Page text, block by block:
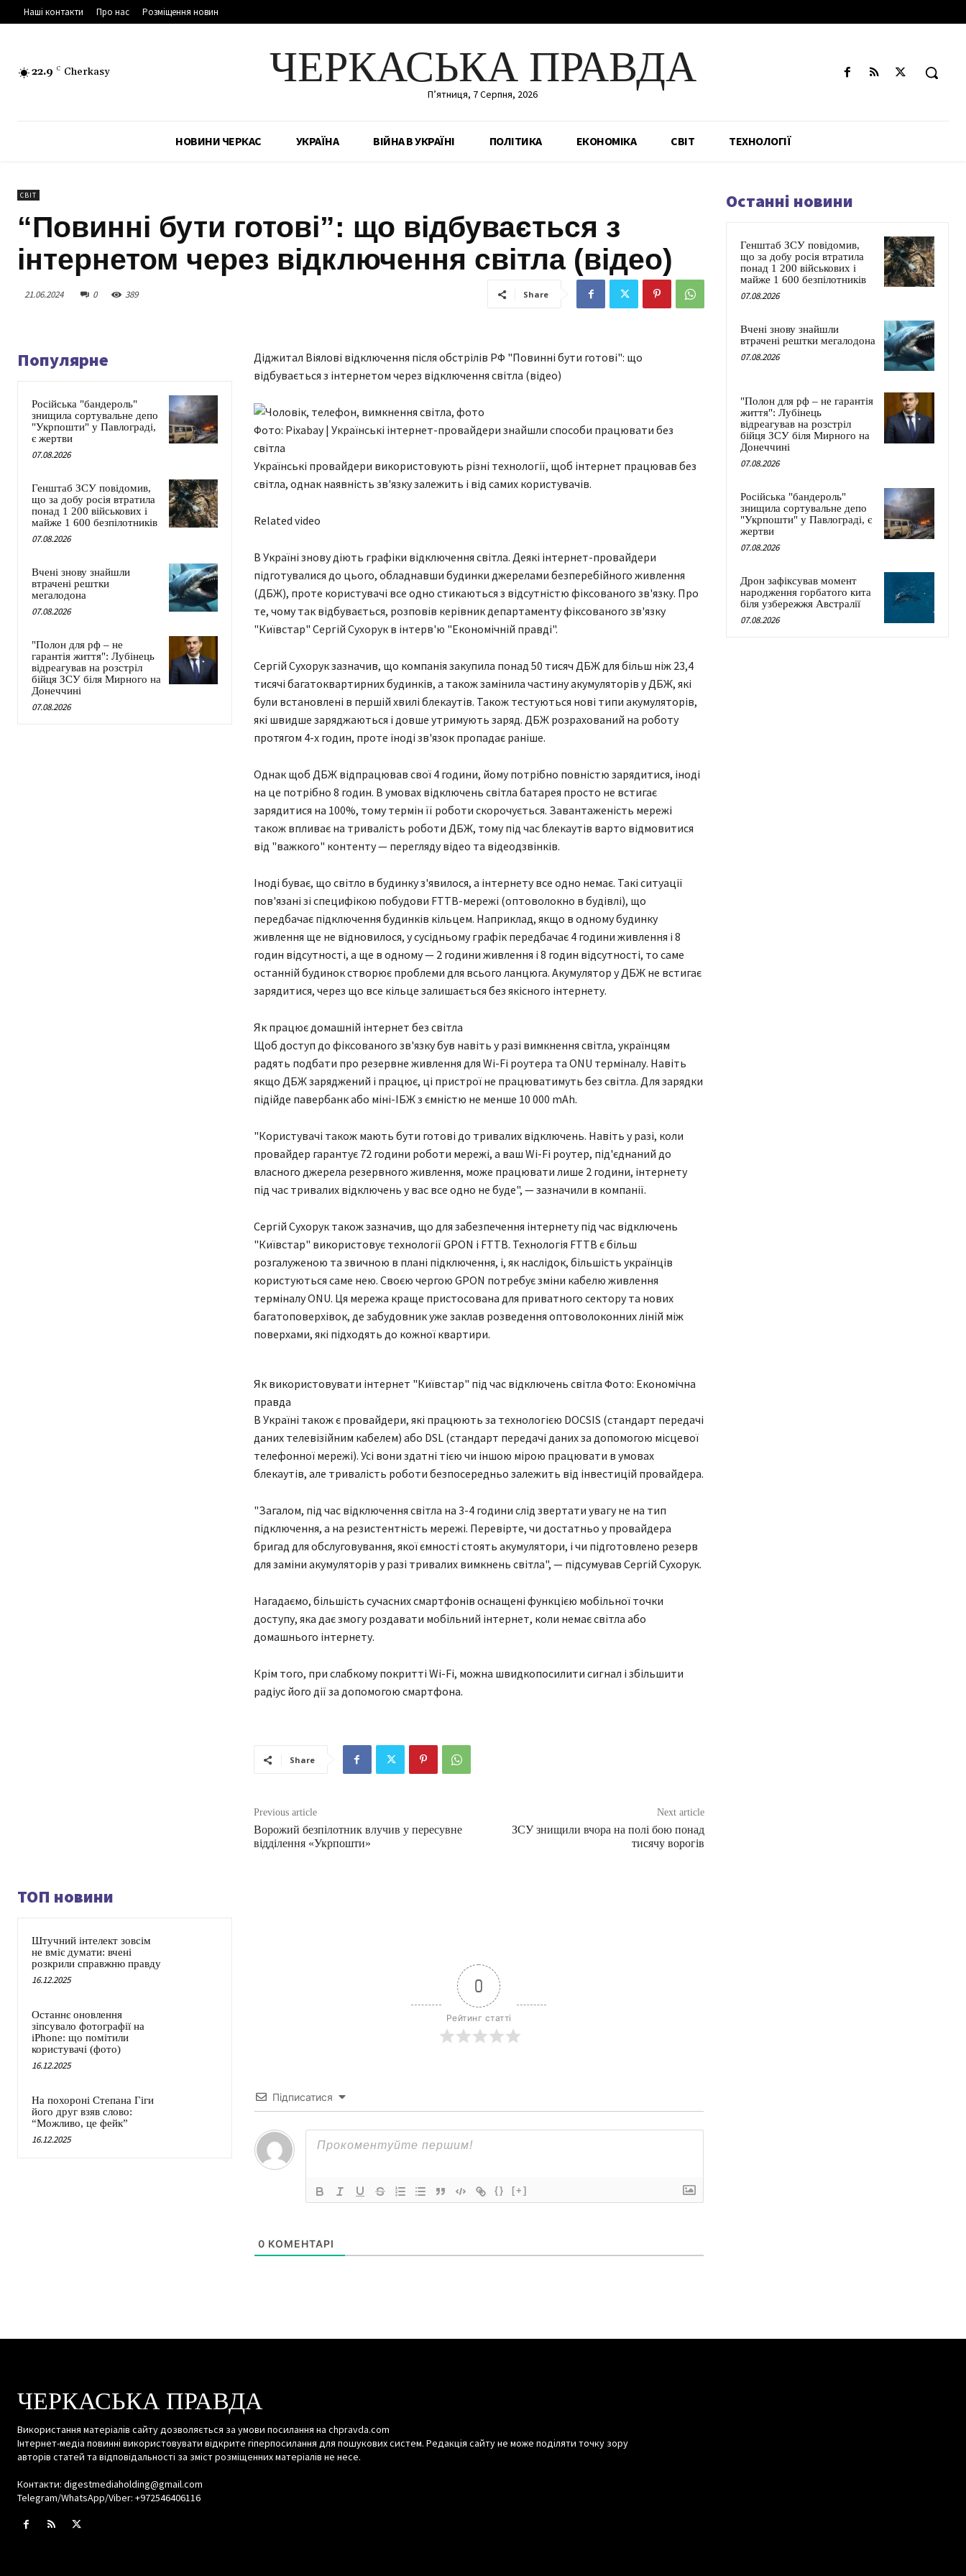
Наші контакти Про нас Розміщення новин
22.9 C Cherkasy ЧЕРКАСЬКА ПРАВДА
П’ятниця, 7 Серпня, 2026
НОВИНИ ЧЕРКАС УКРАЇНА ВІЙНА В УКРАЇНІ ПОЛІТИКА ЕКОНОМІКА СВІТ ТЕХНОЛОГІЇ
СВІТ
“Повинні бути готові”: що відбувається з
інтернетом через відключення світла (відео)
21.06.2024 0 389 Share
Популярне
Російська "бандероль"
знищила сортувальне депо
"Укрпошти" у Павлограді,
є жертви
07.08.2026
Генштаб ЗСУ повідомив,
що за добу росія втратила
понад 1 200 військових і
майже 1 600 безпілотників
07.08.2026
Вчені знову знайшли
втрачені рештки
мегалодона
07.08.2026
"Полон для рф – не
гарантія життя": Лубінець
відреагував на розстріл
бійця ЗСУ біля Мирного на
Донеччині
07.08.2026
Діджитал Віялові відключення після обстрілів РФ "Повинні бути готові": що
відбувається з інтернетом через відключення світла (відео)
Фото: Pixabay | Українські інтернет-провайдери знайшли способи працювати без
світла
Українські провайдери використовують різні технології, щоб інтернет працював без
світла, однак наявність зв'язку залежить і від самих користувачів.
Related video
В Україні знову діють графіки відключення світла. Деякі інтернет-провайдери
підготувалися до цього, обладнавши будинки джерелами безперебійного живлення
(ДБЖ), проте користувачі все одно стикаються з відсутністю фіксованого зв'язку. Про
те, чому так відбувається, розповів керівник департаменту фіксованого зв'язку
"Київстар" Сергій Сухорук в інтерв'ю "Економічній правді".
Сергій Сухорук зазначив, що компанія закупила понад 50 тисяч ДБЖ для більш ніж 23,4
тисячі багатоквартирних будинків, а також замінила частину акумуляторів у ДБЖ, які
були встановлені в першій хвилі блекаутів. Також тестуються нові типи акумуляторів,
які швидше заряджаються і довше утримують заряд. ДБЖ розрахований на роботу
протягом 4-х годин, проте іноді зв'язок пропадає раніше.
Однак щоб ДБЖ відпрацював свої 4 години, йому потрібно повністю зарядитися, іноді
на це потрібно 8 годин. В умовах відключень світла батарея просто не встигає
зарядитися на 100%, тому термін її роботи скорочується. Завантаженість мережі
також впливає на тривалість роботи ДБЖ, тому під час блекаутів варто відмовитися
від "важкого" контенту — перегляду відео та відеодзвінків.
Іноді буває, що світло в будинку з'явилося, а інтернету все одно немає. Такі ситуації
пов'язані зі специфікою побудови FTTB-мережі (оптоволокно в будівлі), що
передбачає підключення будинків кільцем. Наприклад, якщо в одному будинку
живлення ще не відновилося, у сусідньому графік передбачає 4 години живлення і 8
годин відсутності, а ще в одному — 2 години живлення і 8 годин відсутності, то саме
останній будинок створює проблеми для всього ланцюга. Акумулятор у ДБЖ не встигає
зарядитися, через що все кільце залишається без якісного інтернету.
Як працює домашній інтернет без світла
Щоб доступ до фіксованого зв'язку був навіть у разі вимкнення світла, українцям
радять подбати про резервне живлення для Wi-Fi роутера та ONU терміналу. Навіть
якщо ДБЖ заряджений і працює, ці пристрої не працюватимуть без світла. Для зарядки
підійде павербанк або міні-ІБЖ з ємністю не менше 10 000 mAh.
"Користувачі також мають бути готові до тривалих відключень. Навіть у разі, коли
провайдер гарантує 72 години роботи мережі, а ваш Wi-Fi роутер, під'єднаний до
власного джерела резервного живлення, може працювати лише 2 години, інтернету
під час тривалих відключень у вас все одно не буде", — зазначили в компанії.
Сергій Сухорук також зазначив, що для забезпечення інтернету під час відключень
"Київстар" використовує технології GPON і FTTB. Технологія FTTB є більш
розгалуженою та звичною в плані підключення, і, як наслідок, більшість українців
користуються саме нею. Своєю чергою GPON потребує зміни кабелю живлення
терміналу ONU. Ця мережа краще пристосована для приватного сектору та нових
багатоповерхівок, де забудовник уже заклав розведення оптоволоконних ліній між
поверхами, які підходять до кожної квартири.
Як використовувати інтернет "Київстар" під час відключень світла Фото: Економічна
правда
В Україні також є провайдери, які працюють за технологією DOCSIS (стандарт передачі
даних телевізійним кабелем) або DSL (стандарт передачі даних за допомогою місцевої
телефонної мережі). Усі вони здатні тією чи іншою мірою працювати в умовах
блекаутів, але тривалість роботи безпосередньо залежить від інвестицій провайдера.
"Загалом, під час відключення світла на 3-4 години слід звертати увагу не на тип
підключення, а на резистентність мережі. Перевірте, чи достатньо у провайдера
бригад для обслуговування, якої ємності стоять акумулятори, і чи підготовлено резерв
для заміни акумуляторів у разі тривалих вимкнень світла", — підсумував Сергій Сухорук.
Нагадаємо, більшість сучасних смартфонів оснащені функцією мобільної точки
доступу, яка дає змогу роздавати мобільний інтернет, коли немає світла або
домашнього інтернету.
Крім того, при слабкому покритті Wi-Fi, можна швидкопосилити сигнал і збільшити
радіус його дії за допомогою смартфона.
Share
Previous article
Ворожий безпілотник влучив у пересувне
відділення «Укрпошти»
Next article
ЗСУ знищили вчора на полі бою понад
тисячу ворогів
ТОП новини
Штучний інтелект зовсім
не вміє думати: вчені
розкрили справжню правду
16.12.2025
Останнє оновлення
зіпсувало фотографії на
iPhone: що помітили
користувачі (фото)
16.12.2025
На похороні Степана Гіги
його друг взяв слово:
“Можливо, це фейк”
16.12.2025
0
Рейтинг статті
Підписатися
{} [+]
0 КОМЕНТАРІ
Останні новини
Генштаб ЗСУ повідомив,
що за добу росія втратила
понад 1 200 військових і
майже 1 600 безпілотників
07.08.2026
Вчені знову знайшли
втрачені рештки мегалодона
07.08.2026
"Полон для рф – не гарантія
життя": Лубінець
відреагував на розстріл
бійця ЗСУ біля Мирного на
Донеччині
07.08.2026
Російська "бандероль"
знищила сортувальне депо
"Укрпошти" у Павлограді, є
жертви
07.08.2026
Дрон зафіксував момент
народження горбатого кита
біля узбережжя Австралії
07.08.2026
ЧЕРКАСЬКА ПРАВДА
Використання матеріалів сайту дозволяється за умови посилання на chpravda.com
Інтернет-медіа повинні використовувати відкрите гіперпосилання для пошукових систем. Редакція сайту не може поділяти точку зору
авторів статей та відповідальності за зміст розміщенних матеріалів не несе.
Контакти: digestmediaholding@gmail.com
Telegram/WhatsApp/Viber: +972546406116